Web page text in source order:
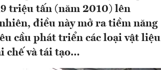
triệu tấn (năm 2010) lên
điều này mở ra tiềm năng
cầu phát triển các loại vật liệu
chế và tái tạo…